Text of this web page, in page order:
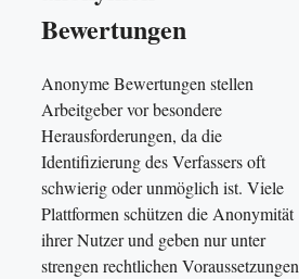
Bewertungen
Anonyme Bewertungen stellen
Arbeitgeber vor besondere
Herausforderungen, da die
Identifizierung des Verfassers oft
schwierig oder unmöglich ist. Viele
Plattformen schützen die Anonymität
ihrer Nutzer und geben nur unter
strengen rechtlichen Voraussetzungen